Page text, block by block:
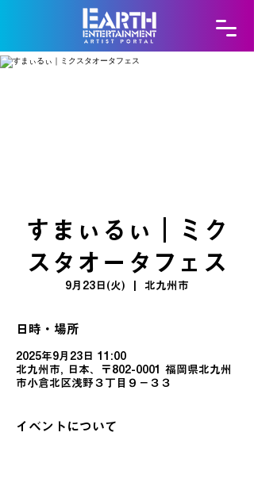
すまぃるぃ｜ミク
スタオータフェス
9月23日(火) 北九州市
日時・場所
2025年9月23日 11:00
北九州市, 日本、〒802-0001 福岡県北九州
市小倉北区浅野３丁目９−３３
イベントについて